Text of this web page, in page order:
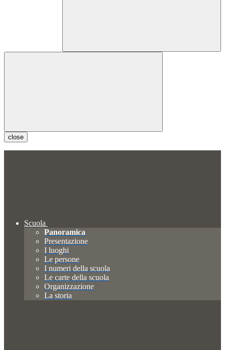
close
Scuola
Panoramica
Presentazione
I luoghi
Le persone
I numeri della scuola
Le carte della scuola
Organizzazione
La storia